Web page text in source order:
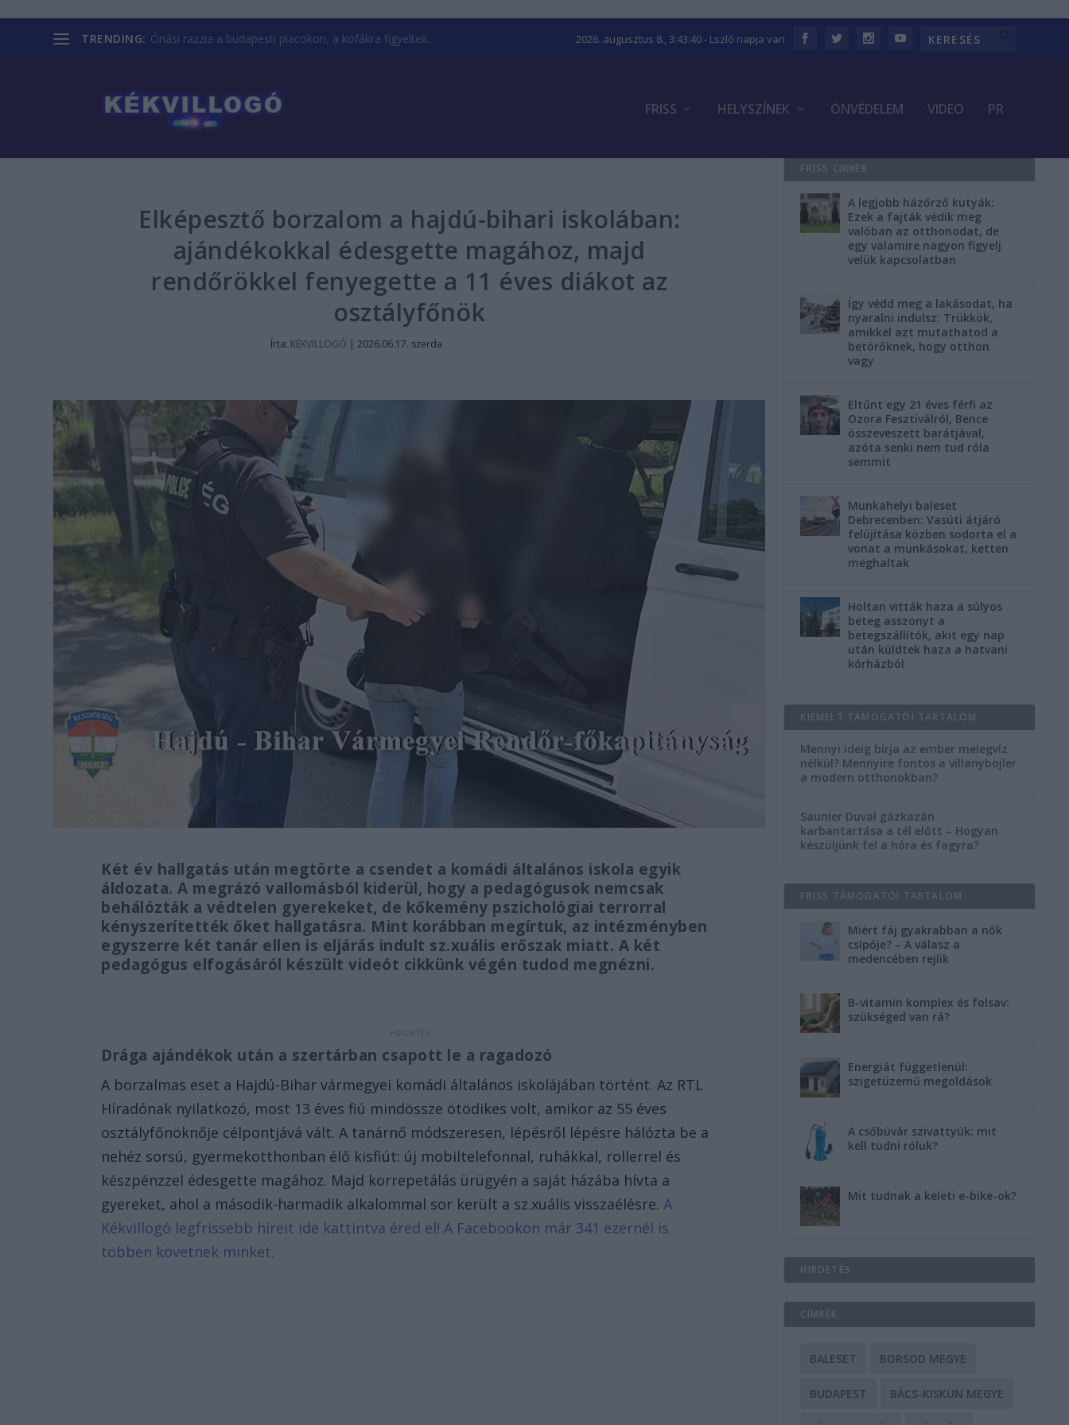
TRENDING: Óriási razzia a budapesti piacokon, a kofákra figyeltek... 2026. augusztus 8., 3:43:41- Lszló napja van
FRISS HELYSZÍNEK ÖNVÉDELEM VIDEO PR
Elképesztő borzalom a hajdú-bihari iskolában:
ajándékokkal édesgette magához, majd
rendőrökkel fenyegette a 11 éves diákot az
osztályfőnök
Írta: KÉKVILLOGÓ |2026.06.17. szerda
Két év hallgatás után megtörte a csendet a komádi általános iskola egyik
áldozata. A megrázó vallomásból kiderül, hogy a pedagógusok nemcsak
behálózták a védtelen gyerekeket, de kőkemény pszichológiai terrorral
kényszerítették őket hallgatásra. Mint korábban megírtuk, az intézményben
egyszerre két tanár ellen is eljárás indult sz.xuális erőszak miatt. A két
pedagógus elfogásáról készült videót cikkünk végén tudod megnézni.
Drága ajándékok után a szertárban csapott le a ragadozó
A borzalmas eset a Hajdú-Bihar vármegyei komádi általános iskolájában történt. Az RTL
Híradónak nyilatkozó, most 13 éves fiú mindössze ötödikes volt, amikor az 55 éves
osztályfőnöknője célpontjává vált. A tanárnő módszeresen, lépésről lépésre hálózta be a
nehéz sorsú, gyermekotthonban élő kisfiút: új mobiltelefonnal, ruhákkal, rollerrel és
készpénzzel édesgette magához. Majd korrepetálás ürügyén a saját házába hívta a
gyereket, ahol a második-harmadik alkalommal sor került a sz.xuális visszaélésre.A
Kékvillogó legfrissebb híreit ide kattintva éred el! A Facebookon már 341 ezernél is
többen követnek minket.
FRISS CIKKEK
A legjobb házőrző kutyák:
Ezek a fajták védik meg
valóban az otthonodat, de
egy valamire nagyon figyelj
velük kapcsolatban
Így védd meg a lakásodat, ha
nyaralni indulsz: Trükkök,
amikkel azt mutathatod a
betörőknek, hogy otthon
vagy
Eltűnt egy 21 éves férfi az
Ozora Fesztiválról, Bence
összeveszett barátjával,
azóta senki nem tud róla
semmit
Munkahelyi baleset
Debrecenben: Vasúti átjáró
felújítása közben sodorta el a
vonat a munkásokat, ketten
meghaltak
Holtan vitták haza a súlyos
beteg asszonyt a
betegszállítók, akit egy nap
után küldtek haza a hatvani
kórházból
KIEMELT TÁMOGATÓI TARTALOM
Mennyi ideig bírja az ember melegvíz
nélkül? Mennyire fontos a villanybojler
a modern otthonokban?
Saunier Duval gázkazán
karbantartása a tél előtt – Hogyan
készüljünk fel a hóra és fagyra?
FRISS TÁMOGATÓI TARTALOM
Miért fáj gyakrabban a nők
csípője? – A válasz a
medencében rejlik
B-vitamin komplex és folsav:
szükséged van rá?
Energiát függetlenül:
szigetüzemű megoldások
A csőbúvár szivattyúk: mit
kell tudni róluk?
Mit tudnak a keleti e-bike-ok?
HIRDETÉS
CÍMKÉK
BALESET BORSOD MEGYE
BUDAPEST BÁCS-KISKUN MEGYE